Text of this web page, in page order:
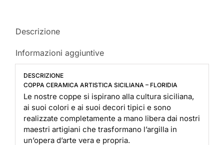
Descrizione
Informazioni aggiuntive
DESCRIZIONE
COPPA CERAMICA ARTISTICA SICILIANA – FLORIDIA
Le nostre coppe si ispirano alla cultura siciliana,
ai suoi colori e ai suoi decori tipici e sono
realizzate completamente a mano libera dai nostri
maestri artigiani che trasformano l’argilla in
un’opera d’arte vera e propria.